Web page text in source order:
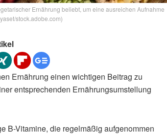
Ernährung beliebt, um eine ausreichen Aufnahme
stock.adobe.com)
Ernährung einen wichtigen Beitrag zu
entsprechenden Ernährungsumstellung
B-Vitamine, die regelmäßig aufgenommen